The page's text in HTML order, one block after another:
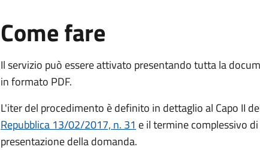
Come fare
Il servizio può essere attivato presentando tutta la
in formato PDF.
L'iter del procedimento è definito in dettaglio al Capo II
Repubblica 13/02/2017, n. 31 e il termine complessivo
presentazione della domanda.